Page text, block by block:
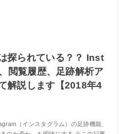
探られている？？ Inst
閲覧履歴、足跡解析ア
解説します【2018年4
（インスタグラム）の足跡機能、